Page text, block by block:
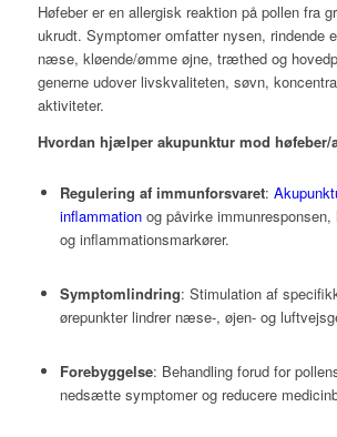
Høfeber er en allergisk reaktion på pollen fra
ukrudt. Symptomer omfatter nysen, rindende
næse, kløende/ømme øjne, træthed og
generne udover livskvaliteten, søvn,
aktiviteter.
Hvordan hjælper akupunktur mod høfeber/
Regulering af immunforsvaret:
inflammationog påvirke immunresponsen,
og inflammationsmarkører.
Symptomlindring: Stimulation af
ørepunkter lindrer næse-, øjen- og
Forebyggelse: Behandling forud for
nedsætte symptomer og reducere